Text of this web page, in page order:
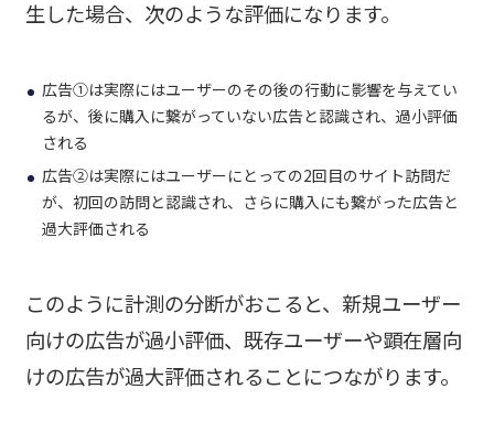
生した場合、次のような評価になります。
広告①は実際にはユーザーのその後の行動に影響を与えてい
るが、後に購入に繋がっていない広告と認識され、過小評価
される
広告②は実際にはユーザーにとっての2回目のサイト訪問だ
が、初回の訪問と認識され、さらに購入にも繋がった広告と
過大評価される
このように計測の分断がおこると、新規ユーザー
向けの広告が過小評価、既存ユーザーや顕在層向
けの広告が過大評価されることにつながります。